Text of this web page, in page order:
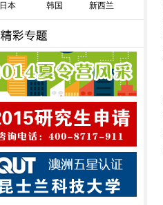
日本 韩国 新西兰